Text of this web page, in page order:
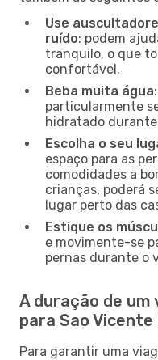
Use
ruído: podem
tranquilo, o que
confortável.
Beba muita água
particularmente
hidratado
Escolha o seu
espaço para as
comodidades a
crianças, poderá
lugar perto das
Estique os
e movimente-se
pernas durante o
A duração de um
para Sao Vicente
Para garantir uma